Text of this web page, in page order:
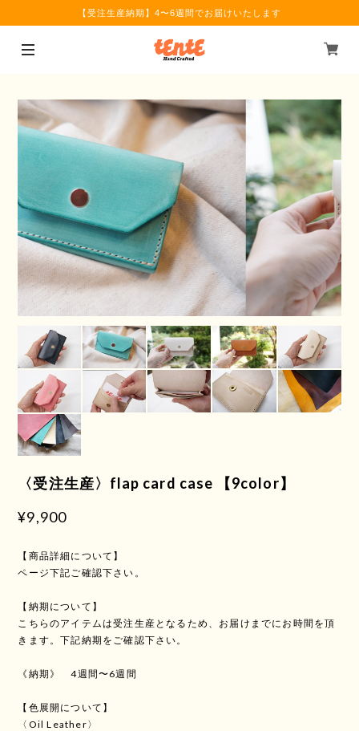
【受注生産納期】4〜6週間でお届けいたします
〈受注生産〉flap card case 【9color】
¥9,900
【商品詳細について】
ページ下記ご確認下さい。
【納期について】
こちらのアイテムは受注生産となるため、お届けまでにお時間を頂
きます。下記納期をご確認下さい。
《納期》 4週間〜6週間
【色展開について】
〈Oil Leather〉